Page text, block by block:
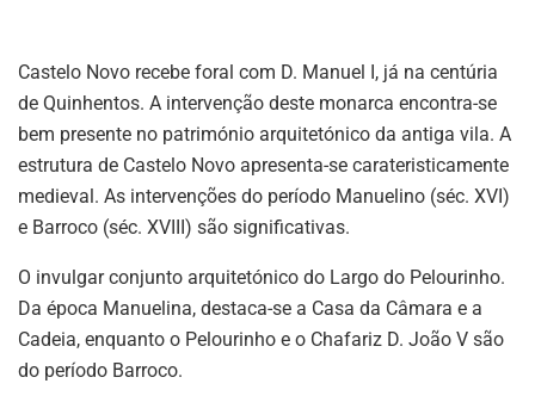
Castelo Novo recebe foral com D. Manuel I, já na centúria
de Quinhentos. A intervenção deste monarca encontra-se
bem presente no património arquitetónico da antiga vila. A
estrutura de Castelo Novo apresenta-se carateristicamente
medieval. As intervenções do período Manuelino (séc. XVI)
e Barroco (séc. XVIII) são significativas.
O invulgar conjunto arquitetónico do Largo do Pelourinho.
Da época Manuelina, destaca-se a Casa da Câmara e a
Cadeia, enquanto o Pelourinho e o Chafariz D. João V são
do período Barroco.